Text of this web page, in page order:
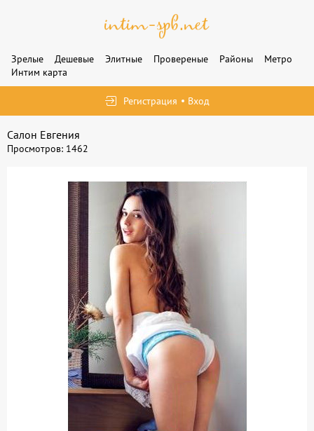
Зрелые Дешевые Элитные Провереные Районы
Метро
Интим карта
Регистрация Вход
Салон Евгения
Просмотров: 1462